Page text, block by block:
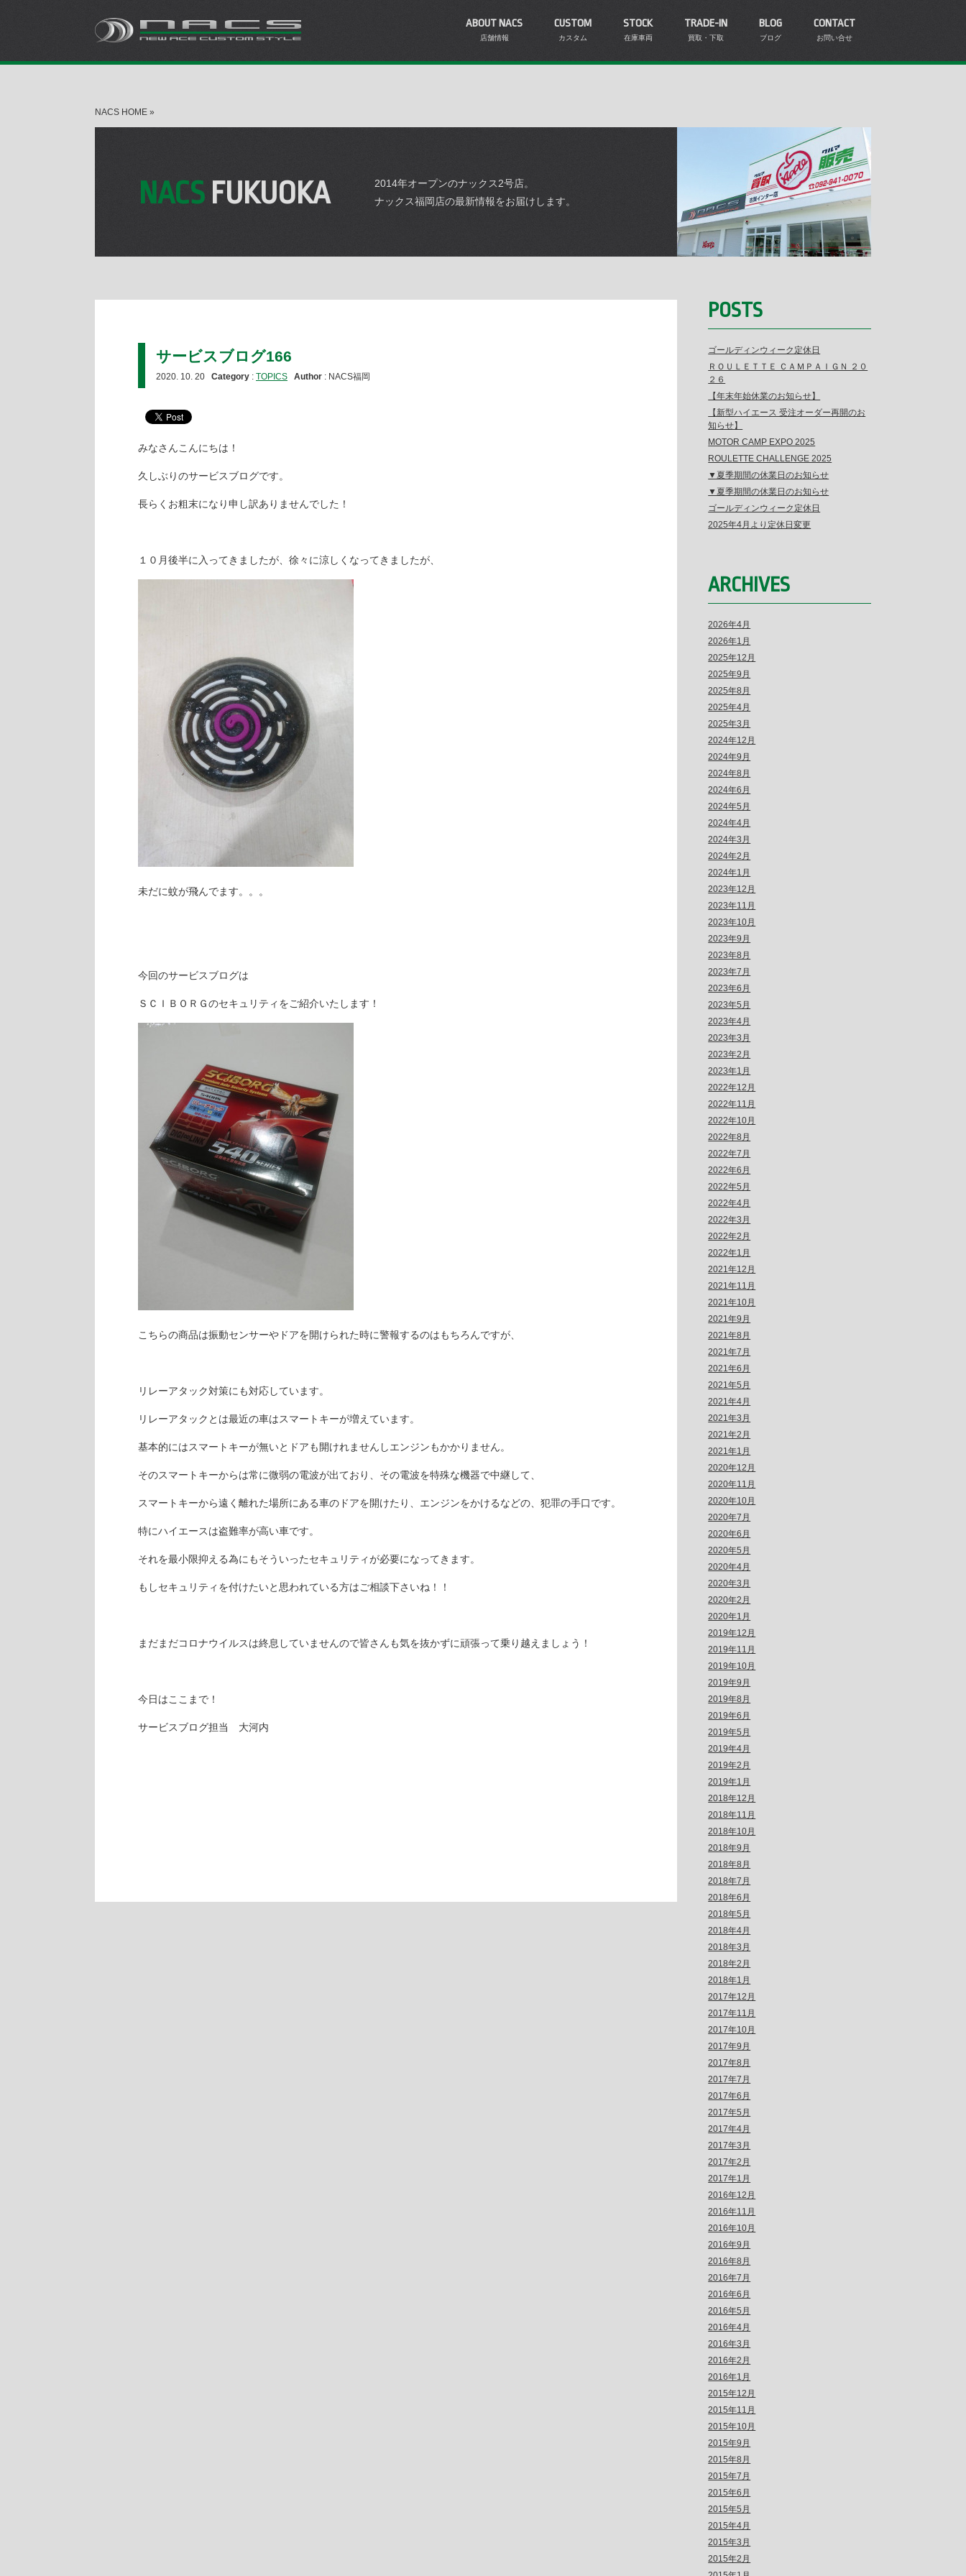
ABOUT NACS
店舗情報
CUSTOM
カスタム
STOCK
在庫車両
TRADE-IN
買取・下取
BLOG
ブログ
CONTACT
お問い合せ
NACS HOME »
NACS FUKUOKA
2014年オープンのナックス2号店。
ナックス福岡店の最新情報をお届けします。
サービスブログ166
2020. 10. 20 Category : TOPICS Author : NACS福岡
みなさんこんにちは！
久しぶりのサービスブログです。
長らくお粗末になり申し訳ありませんでした！
１０月後半に入ってきましたが、徐々に涼しくなってきましたが、
未だに蚊が飛んでます。。。
今回のサービスブログは
ＳＣＩＢＯＲＧのセキュリティをご紹介いたします！
こちらの商品は振動センサーやドアを開けられた時に警報するのはもちろんですが、
リレーアタック対策にも対応しています。
リレーアタックとは最近の車はスマートキーが増えています。
基本的にはスマートキーが無いとドアも開けれませんしエンジンもかかりません。
そのスマートキーからは常に微弱の電波が出ており、その電波を特殊な機器で中継して、
スマートキーから遠く離れた場所にある車のドアを開けたり、エンジンをかけるなどの、犯罪の手口です。
特にハイエースは盗難率が高い車です。
それを最小限抑える為にもそういったセキュリティが必要になってきます。
もしセキュリティを付けたいと思われている方はご相談下さいね！！
まだまだコロナウイルスは終息していませんので皆さんも気を抜かずに頑張って乗り越えましょう！
今日はここまで！
サービスブログ担当 大河内
POSTS
ゴールディンウィーク定休日
ＲＯＵＬＥＴＴＥ ＣＡＭＰＡＩＧＮ ２０
２６
【年末年始休業のお知らせ】
【新型ハイエース 受注オーダー再開のお
知らせ】
MOTOR CAMP EXPO 2025
ROULETTE CHALLENGE 2025
▼夏季期間の休業日のお知らせ
▼夏季期間の休業日のお知らせ
ゴールディンウィーク定休日
2025年4月より定休日変更
ARCHIVES
2026年4月
2026年1月
2025年12月
2025年9月
2025年8月
2025年4月
2025年3月
2024年12月
2024年9月
2024年8月
2024年6月
2024年5月
2024年4月
2024年3月
2024年2月
2024年1月
2023年12月
2023年11月
2023年10月
2023年9月
2023年8月
2023年7月
2023年6月
2023年5月
2023年4月
2023年3月
2023年2月
2023年1月
2022年12月
2022年11月
2022年10月
2022年8月
2022年7月
2022年6月
2022年5月
2022年4月
2022年3月
2022年2月
2022年1月
2021年12月
2021年11月
2021年10月
2021年9月
2021年8月
2021年7月
2021年6月
2021年5月
2021年4月
2021年3月
2021年2月
2021年1月
2020年12月
2020年11月
2020年10月
2020年7月
2020年6月
2020年5月
2020年4月
2020年3月
2020年2月
2020年1月
2019年12月
2019年11月
2019年10月
2019年9月
2019年8月
2019年6月
2019年5月
2019年4月
2019年2月
2019年1月
2018年12月
2018年11月
2018年10月
2018年9月
2018年8月
2018年7月
2018年6月
2018年5月
2018年4月
2018年3月
2018年2月
2018年1月
2017年12月
2017年11月
2017年10月
2017年9月
2017年8月
2017年7月
2017年6月
2017年5月
2017年4月
2017年3月
2017年2月
2017年1月
2016年12月
2016年11月
2016年10月
2016年9月
2016年8月
2016年7月
2016年6月
2016年5月
2016年4月
2016年3月
2016年2月
2016年1月
2015年12月
2015年11月
2015年10月
2015年9月
2015年8月
2015年7月
2015年6月
2015年5月
2015年4月
2015年3月
2015年2月